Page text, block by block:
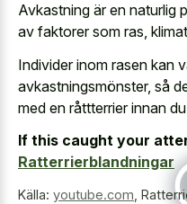
Avkastning är en naturlig
av faktorer som ras,
Individer inom rasen kan
avkastningsmönster, så
med en råttterrier innan
If this caught your
Ratterrierblandningar
Källa: youtube.com